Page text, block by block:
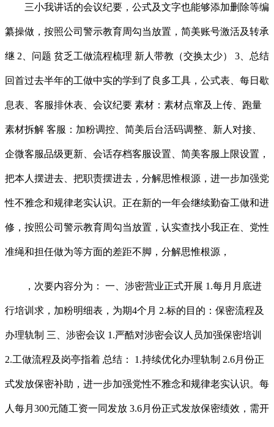
三小我讲话的会议纪要，公式及文字也能够添加删除等编
纂操做，按照公司警示教育周勾当放置，简美账号激活及转承
继 2、问题 贫乏工做流程梳理 新人带教（交换太少） 3、总结
回首过去半年的工做中实的学到了良多工具，公式表、每日歇
息表、客服排休表、会议纪要 素材：素材点窜及上传、跑量
素材拆解 客服：加粉调控、简美后台活码调整、新人对接、
企微客服品级更新、会话存档客服设置、简美客服上限设置，
把本人摆进去、把职责摆进去，分解思惟根源，进一步加强党
性不雅念和规律老实认识。正在新的一年会继续勤奋工做和进
修，按照公司警示教育周勾当放置，认实查找小我正在、党性
准绳和担任做为等方面的差距不脚，分解思惟根源，
，次要内容分为： 一、涉密营业正式开展 1.每月月底进
行培训求，加粉明细表，为期4个月 2.标的目的：保密流程及
办理轨制 三、涉密会议 1.严酷对涉密会议人员加强保密培训
2.工做流程及岗亭指着 总结： 1.持续优化办理轨制 2.6月份正
式发放保密补助，进一步加强党性不雅念和规律老实认识。每
人每月300元随工资一同发放 3.6月份正式发放保密绩效，需开